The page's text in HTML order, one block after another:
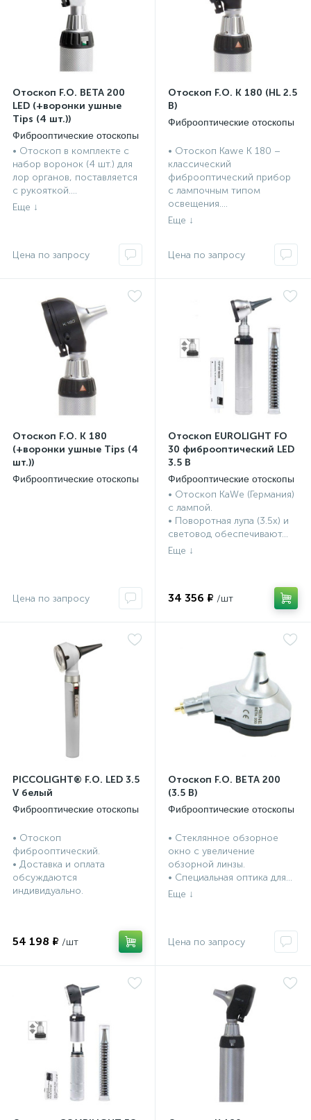
Отоскоп F.O. BETA 200
LED (+воронки ушные
Tips (4 шт.))
Фиброоптические отоскопы
• Отоскоп в комплекте с
набор воронок (4 шт.) для
лор органов, поставляется
с рукояткой....
Отоскоп F.O. К 180 (HL 2.5
В)
Фиброоптические отоскопы
• Отоскоп Kawe К 180 –
классический
фиброоптический прибор
с лампочным типом
освещения....
Отоскоп F.O. К 180
(+воронки ушные Tips (4
шт.))
Фиброоптические отоскопы
Отоскоп EUROLIGHT FO
30 фиброоптический LED
3.5 В
Фиброоптические отоскопы
• Отоскоп KaWe (Германия)
с лампой.
• Поворотная лупа (3.5x) и
световод обеспечивают...
34 356 ₽
PICCOLIGHT® F.O. LED 3.5
V белый
Фиброоптические отоскопы
• Отоскоп
фиброоптический.
• Доставка и оплата
обсуждаются
индивидуально.
54 198 ₽
Отоскоп F.O. BETA 200
(3.5 В)
Фиброоптические отоскопы
• Стеклянное обзорное
окно с увеличение
обзорной линзы.
• Специальная оптика для...